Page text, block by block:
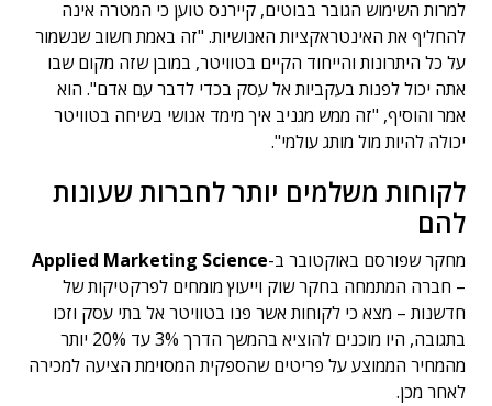
למרות השימוש הגובר בבוטים, קיירנס טוען כי המטרה אינה
להחליף את האינטראקציות האנושיות. "זה באמת חשוב שנשמור
על כל היתרונות והייחוד הקיים בטוויטר, במובן שזה מקום שבו
אתה יכול לפנות בעקביות אל עסק בכדי לדבר עם אדם". הוא
אמר והוסיף, "זה ממש מגניב איך מימד אנושי בשיחה בטוויטר
יכולה להיות מול מותג עולמי".
לקוחות משלמים יותר לחברות שעונות
להם
מחקר שפורסם באוקטובר ב-Applied Marketing Science
– חברה המתמחה בחקר שוק וייעוץ מומחים לפרקטיקות של
חדשנות – מצא כי לקוחות אשר פנו בטוויטר אל בתי עסק וזכו
בתגובה, היו מוכנים להוציא בהמשך הדרך 3% עד 20% יותר
מהמחיר הממוצע על פריטים שהספקית המסוימת הציעה למכירה
לאחר מכן.